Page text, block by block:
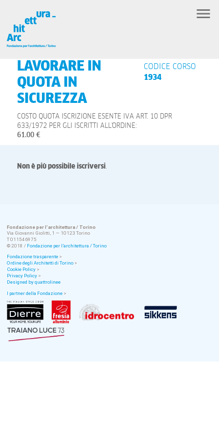
CODICE CORSO
1934
LAVORARE IN
QUOTA IN
SICUREZZA
COSTO QUOTA ISCRIZIONE ESENTE IVA ART. 10 DPR
633/1972 PER GLI ISCRITTI ALL'ORDINE:
61.00 €
Non è più possibile iscriversi .
Fondazione per l’architettura / Torino
Via Giovanni Giolitti, 1 — 10123 Torino
T 011546975
© 2018 / Fondazione per l’architettura / Torino
Fondazione trasparente >
Ordine degli Architetti di Torino >
Cookie Policy >
Privacy Policy >
Designed by quattrolinee
I partner della Fondazione >